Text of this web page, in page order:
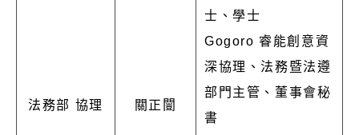
法務部 協理 關正闓
士、學士
Gogoro 睿能創意資
深協理、法務暨法遵
部門主管、董事會秘
書